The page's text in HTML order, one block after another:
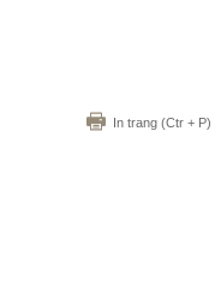
In trang (Ctr + P)